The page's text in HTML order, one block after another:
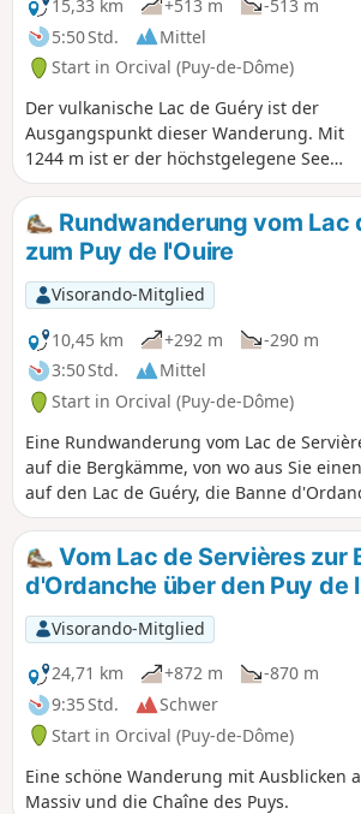
15,33 km
+513 m
-513 m
5:50 Std.
Mittel
Start in Orcival (Puy-de-Dôme)
Der vulkanische Lac de Guéry ist der
Ausgangspunkt dieser Wanderung. Mit
1244 m ist er der höchstgelegene See
der Auvergne. Im Laufe der Wanderung
folgen Sie dem Kamm bis zum Lac de
Servières. Bitte beachten Sie, dassdie
Route des GR® 30 seit 2022 geändert
wurde. Mehrere Abschnitte wurden
umgeleitet und entsprechen nicht mehr
den IGN-Karten.
Rundwanderung vom Lac
zum Puy de l'Ouire
Visorando-Mitglied
10,45 km
+292 m
-290 m
3:50 Std.
Mittel
Start in Orcival (Puy-de-Dôme)
Eine Rundwanderung vom Lac de
auf die Bergkämme, von wo aus Sie
auf den Lac de Guéry, die Banne
Bergkämme des Sancy haben. Der
gemächlich auf einer Waldstraße und
WanderwegGR®30, wo Wanderstöcke
Vom Lac de Servières zur
d'Ordanche über den Puy de
Visorando-Mitglied
24,71 km
+872 m
-870 m
9:35 Std.
Schwer
Start in Orcival (Puy-de-Dôme)
Eine schöne Wanderung mit Ausblicken
Massiv und die Chaîne des Puys.